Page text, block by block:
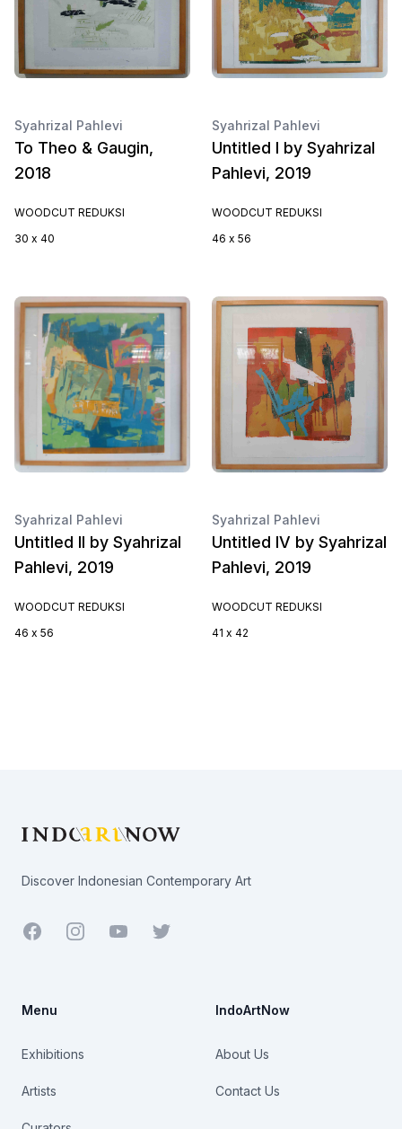
Syahrizal Pahlevi
To Theo & Gaugin,
2018
WOODCUT REDUKSI
30 x 40
Syahrizal Pahlevi
Untitled I by Syahrizal
Pahlevi, 2019
WOODCUT REDUKSI
46 x 56
Syahrizal Pahlevi
Untitled II by Syahrizal
Pahlevi, 2019
WOODCUT REDUKSI
46 x 56
Syahrizal Pahlevi
Untitled IV by Syahrizal
Pahlevi, 2019
WOODCUT REDUKSI
41 x 42
Discover Indonesian Contemporary Art
Facebook YoutubeTwitter
Menu
Exhibitions
Artists
IndoArtNow
About Us
Contact Us